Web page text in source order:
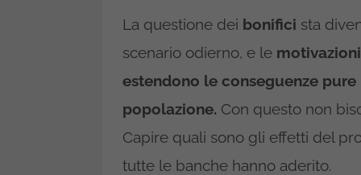
La questione dei bonifici sta
scenario odierno, e le motivazioni
estendono le conseguenze
popolazione. Con questo non
Capire quali sono gli effetti del
tutte le banche hanno aderito.